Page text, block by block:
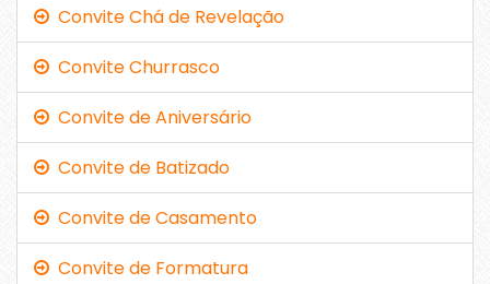
Convite Chá de Revelação
Convite Churrasco
Convite de Aniversário
Convite de Batizado
Convite de Casamento
Convite de Formatura